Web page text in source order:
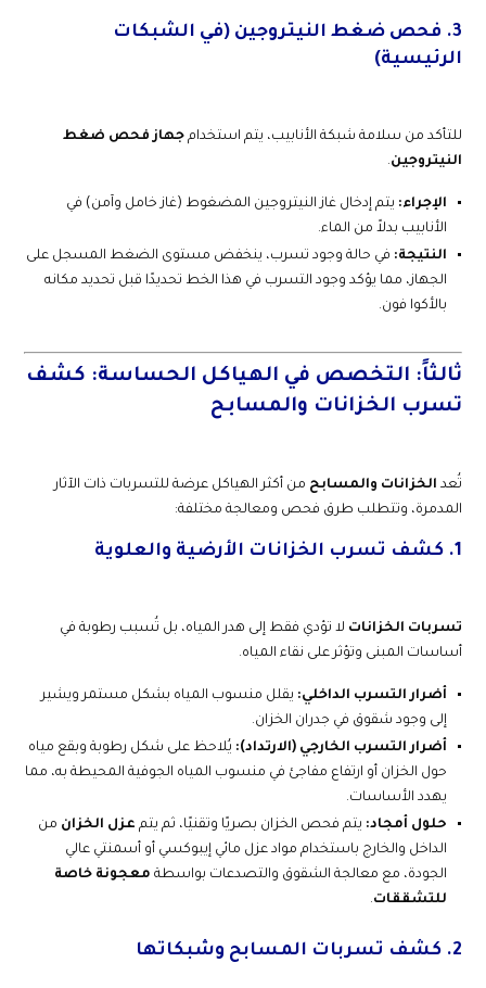
3. فحص ضغط النيتروجين (في الشبكات
الرئيسية)
للتأكد من سلامة شبكة الأنابيب، يتم استخدام جهاز فحص ضغط
النيتروجين.
الإجراء: يتم إدخال غاز النيتروجين المضغوط (غاز خامل وآمن) في
الأنابيب بدلاً من الماء.
النتيجة: في حالة وجود تسرب، ينخفض مستوى الضغط المسجل على
الجهاز، مما يؤكد وجود التسرب في هذا الخط تحديدًا قبل تحديد مكانه
بالأكوا فون.
ثالثاً: التخصص في الهياكل الحساسة: كشف
تسرب الخزانات والمسابح
تُعد الخزانات والمسابح من أكثر الهياكل عرضة للتسربات ذات الآثار
المدمرة، وتتطلب طرق فحص ومعالجة مختلفة:
1. كشف تسرب الخزانات الأرضية والعلوية
تسربات الخزانات لا تؤدي فقط إلى هدر المياه، بل تُسبب رطوبة في
أساسات المبنى وتؤثر على نقاء المياه.
أضرار التسرب الداخلي: يقلل منسوب المياه بشكل مستمر ويشير
إلى وجود شقوق في جدران الخزان.
أضرار التسرب الخارجي (الارتداد): يُلاحظ على شكل رطوبة وبقع مياه
حول الخزان أو ارتفاع مفاجئ في منسوب المياه الجوفية المحيطة به، مما
يهدد الأساسات.
حلول أمجاد: يتم فحص الخزان بصريًا وتقنيًا، ثم يتم عزل الخزان من
الداخل والخارج باستخدام مواد عزل مائي إيبوكسي أو أسمنتي عالي
الجودة، مع معالجة الشقوق والتصدعات بواسطة معجونة خاصة
للتشققات.
2. كشف تسربات المسابح وشبكاتها